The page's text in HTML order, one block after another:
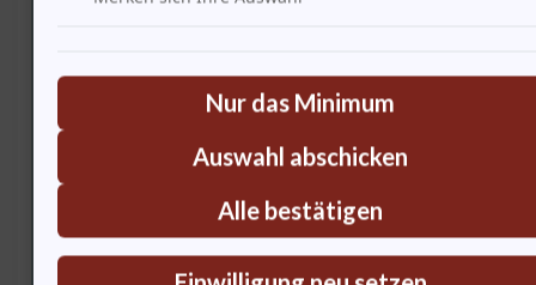
65%
Politik 70% Netzwerkpflege
75% Emotionale
Nur das Minimum
Auswahl abschicken
Alle bestätigen